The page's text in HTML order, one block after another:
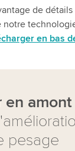
de détails
en bas
en amont
pesage